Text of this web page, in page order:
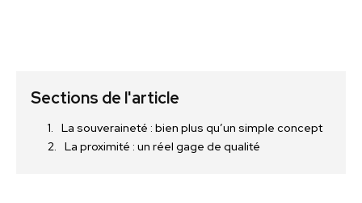
Sections de l'article
La souveraineté : bien plus qu’un simple concept
La proximité : un réel gage de qualité